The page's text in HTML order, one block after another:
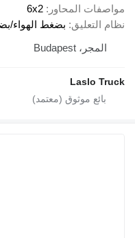
المحاور 6x2
بضغط الهواء/بضغط الهواء